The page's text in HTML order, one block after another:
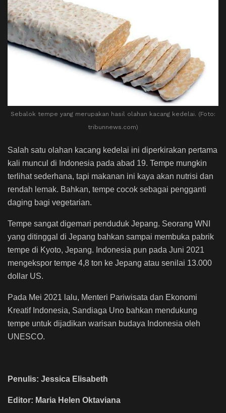
Sebalok tempe yang merupakan hasil olahan kacang kedelai. (Foto:
tribunnews.com)
Salah satu olahan kacang kedelai ini diperkirakan pertama
kali muncul di Indonesia pada abad 19. Tempe mungkin
terlihat sederhana, tapi makanan ini kaya akan nutrisi dan
rendah lemak. Bahkan, tempe cocok sebagai pengganti
daging bagi vegetarian.
Tempe sangat digemari penduduk Jepang. Seorang WNI
yang ditinggal di Jepang bahkan sampai membuka pabrik
tempe di Kyoto, Jepang. Indonesia pun pada Juni 2021
mengekspor tempe 4,8 ton ke Jepang atau senilai 13.000
dollar US.
Pada Mei 2021 lalu, Menteri Pariwisata dan Ekonomi
Kreatif Indonesia, Sandiaga Uno bahkan mendukung
tempe untuk dijadikan warisan budaya Indonesia oleh
UNESCO.
Penulis: Jessica Elisabeth
Editor: Maria Helen Oktaviana